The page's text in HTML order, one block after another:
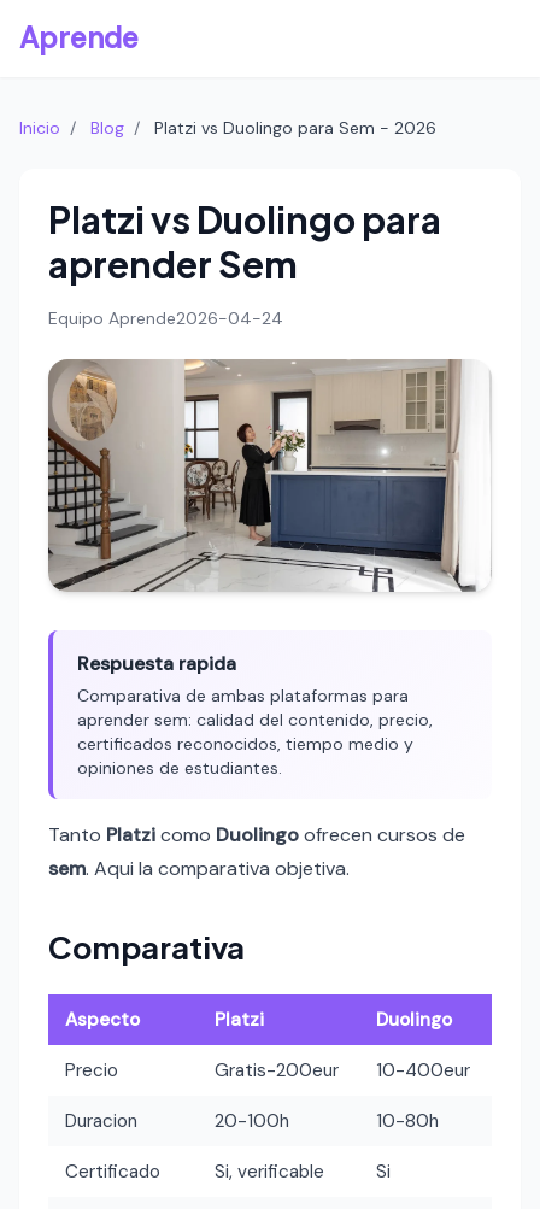
Aprende
Inicio / Blog / Platzi vs Duolingo para Sem - 2026
Platzi vs Duolingo para
aprender Sem
Equipo Aprende2026-04-24
Respuesta rapida
Comparativa de ambas plataformas para
aprender sem: calidad del contenido, precio,
certificados reconocidos, tiempo medio y
opiniones de estudiantes.
Tanto Platzicomo Duolingoofrecen cursos de
sem. Aqui la comparativa objetiva.
Comparativa
Aspecto Platzi Duolingo
Precio Gratis-200eur 10-400eur
Duracion 20-100h 10-80h
Certificado Si, verificable Si